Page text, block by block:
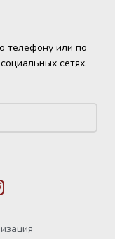
телефону или по
сетях.